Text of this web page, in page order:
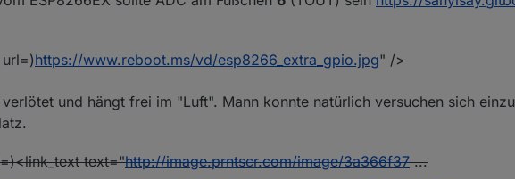
https://www.reboot.ms/vd/esp8266_extra_gpio.jpg" />
und hängt frei im "Luft". Mann konnte natürlich versuchen sich
text="http://image.prntscr.com/image/3a366f37...